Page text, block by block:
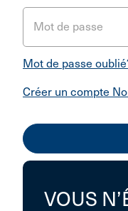
Mot de passe
Mot de passe
Créer un compte
VOUS